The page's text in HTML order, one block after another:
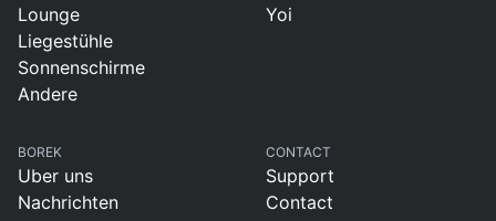
Lounge
Liegestühle
Sonnenschirme
Andere
Yoi
BOREK
Uber uns
Nachrichten
CONTACT
Support
Contact